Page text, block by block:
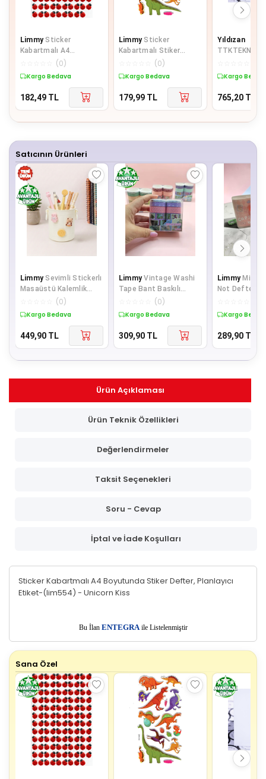
Limmy Sticker
Kabartmalı A4
boyutunda Stiker
(0)
Kargo Bedava
182,49 TL
Limmy Sticker
Kabartmalı Stiker
Çıkartma Etiket
Renkl
(0)
Kargo Bedava
179,99 TL
Yıldızan
Kargo
765,20 TL
Satıcının Ürünleri
Limmy Sevimli Stickerlı
Masaüstü Kalemlik
Organizer - Krem
(0)
Kargo Bedava
449,90 TL
Limmy Vintage Washi
Tape Bant Baskılı
Yapışkanlı Maskeleme
(0)
Kargo Bedava
309,90 TL
Limmy Mini
Not Defteri
Kargo
289,90 TL
Ürün Açıklaması
Ürün Teknik Özellikleri
Değerlendirmeler
Taksit Seçenekleri
Soru - Cevap
İptal ve İade Koşulları
Sticker Kabartmalı A4 Boyutunda Stiker Defter, Planlayıcı
Etiket-(lim554) - Unicorn Kiss
Bu İlan ENTEGRAile Listelenmiştir
Sana Özel